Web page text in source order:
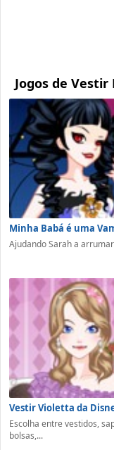
Jogos de Vestir
Minha Babá é uma
Ajudando Sarah a
Vestir Violetta da
Escolha entre vestidos,
bolsas,...